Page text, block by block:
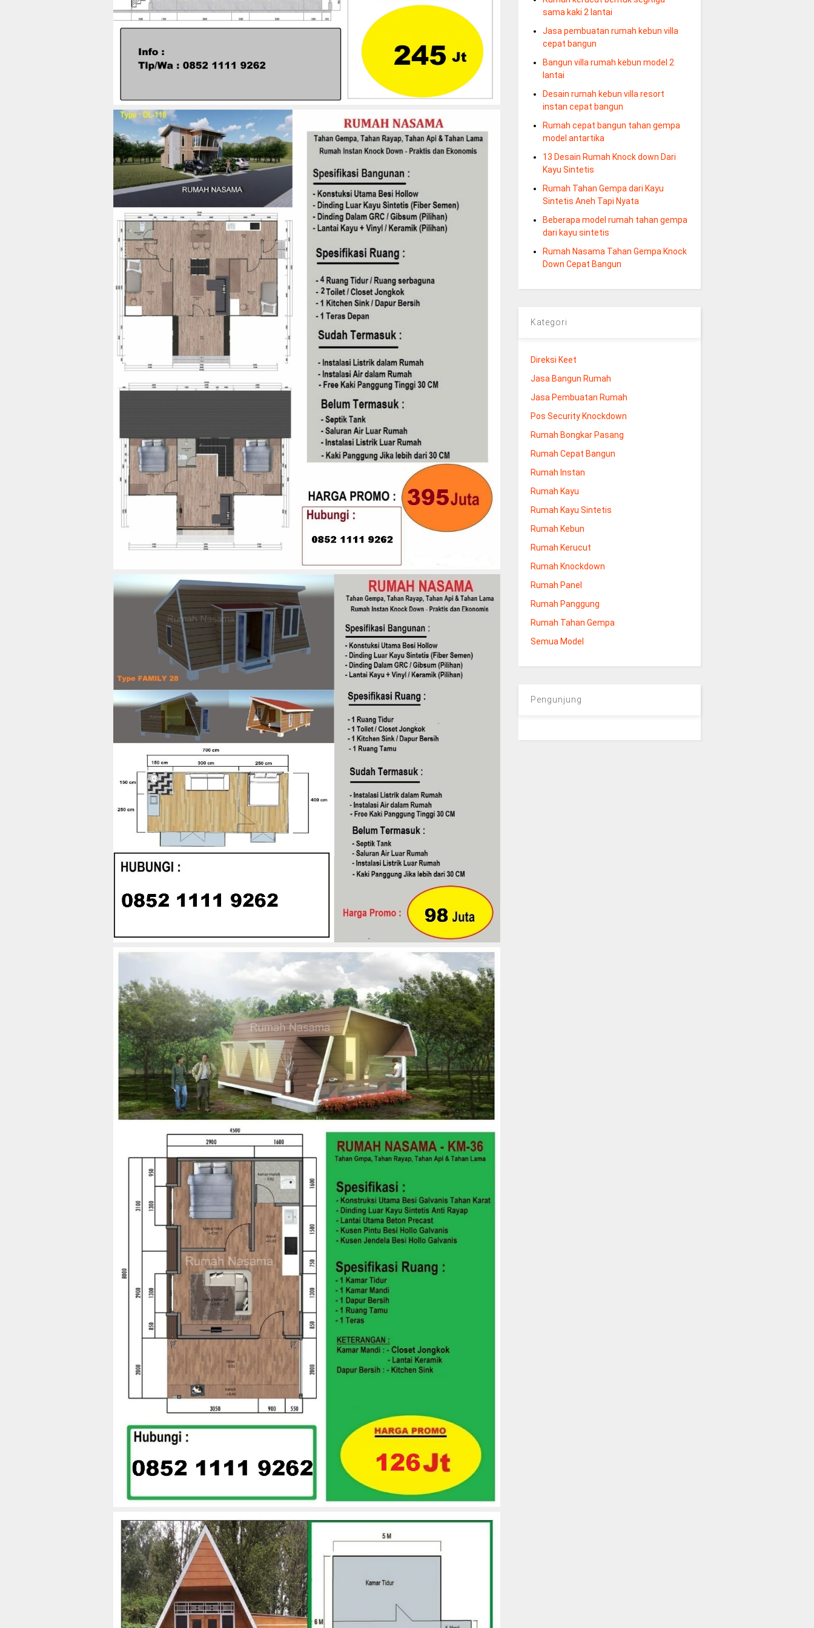
sama kaki 2 lantai
Jasa pembuatan rumah kebun villa
cepat bangun
Bangun villa rumah kebun model 2
lantai
Desain rumah kebun villa resort
instan cepat bangun
Rumah cepat bangun tahan gempa
model antartika
13 Desain Rumah Knock down Dari
Kayu Sintetis
Rumah Tahan Gempa dari Kayu
Sintetis Aneh Tapi Nyata
Beberapa model rumah tahan gempa
dari kayu sintetis
Rumah Nasama Tahan Gempa Knock
Down Cepat Bangun
Kategori
Direksi Keet
Jasa Bangun Rumah
Jasa Pembuatan Rumah
Pos Security Knockdown
Rumah Bongkar Pasang
Rumah Cepat Bangun
Rumah Instan
Rumah Kayu
Rumah Kayu Sintetis
Rumah Kebun
Rumah Kerucut
Rumah Knockdown
Rumah Panel
Rumah Panggung
Rumah Tahan Gempa
Semua Model
Pengunjung